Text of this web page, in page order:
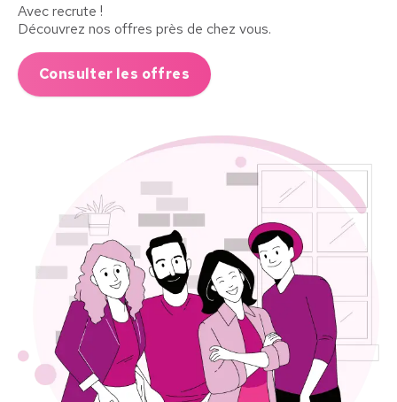
Avec recrute !
Découvrez nos offres près de chez vous.
Consulter les offres